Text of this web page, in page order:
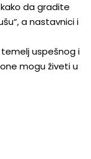
da gradite
a nastavnici i
uspešnog i
mogu živeti u